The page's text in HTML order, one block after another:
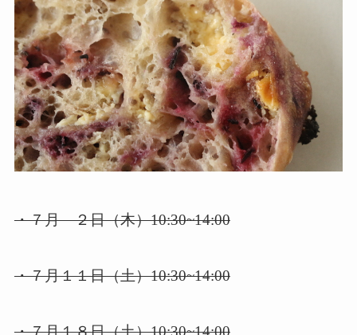
・７月 ２日（木）10:30~14:00
・７月１１日（土）10:30~14:00
・７月１８日（土）10:30~14:00